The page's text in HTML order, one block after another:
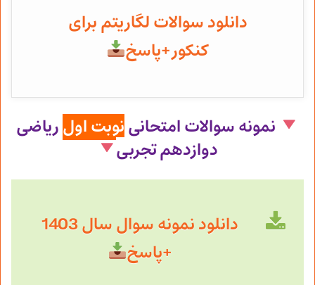
دانلود سوالات لگاریتم برای
کنکور+پاسخ
نمونه سوالات امتحانینوبت اولریاضی
دوازدهمتجربی
دانلود نمونه سوال سال 1403
+پاسخ